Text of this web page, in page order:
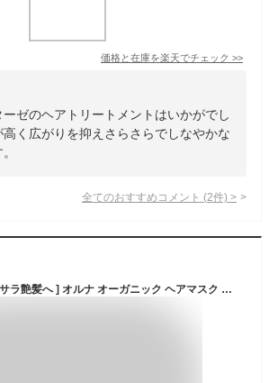
価格と在庫を楽天でチェック >>
ゼのヘアトリートメントはいかがでし
高く広がりを抑えさらさらでしなやかな
全てのおすすめコメント (2件) >
[ 速攻ダメージ補修でサラ艶髪へ ] オルナ オーガニック ヘアマスク ダメージ補修 トリートメント 洗い流す 180g ツヤ 補修 無添加